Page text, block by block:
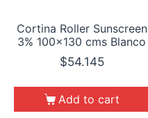
Cortina Roller Sunscreen
3% 100×130 cms Blanco
$54.145
Add to cart